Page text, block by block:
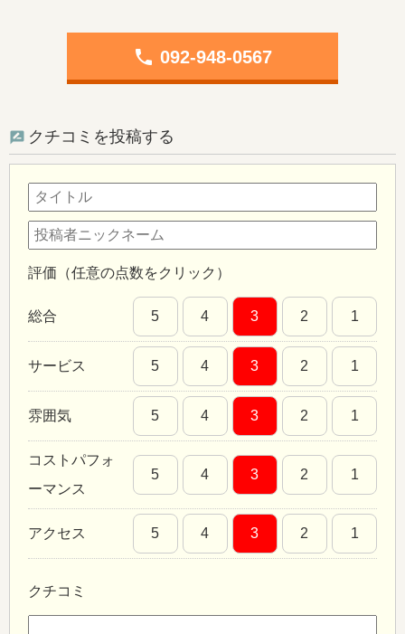
phone 092-948-0567
クチコミを投稿する
評価（任意の点数をクリック）
総合 5 4 3 2 1
サービス 5 4 3 2 1
雰囲気 5 4 3 2 1
コストパフォ
ーマンス
5 4 3 2 1
アクセス 5 4 3 2 1
クチコミ